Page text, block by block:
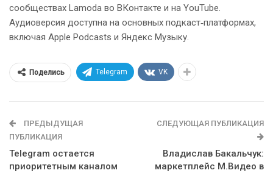
сообществах Lamoda во ВКонтакте и на YouTube.
Аудиоверсия доступна на основных подкаст‑платформах,
включая Apple Podcasts и Яндекс Музыку.
Поделись Telegram VK
ПРЕДЫДУЩАЯ
ПУБЛИКАЦИЯ
Telegram остается
приоритетным каналом
СЛЕДУЮЩАЯ ПУБЛИКАЦИЯ
Владислав Бакальчук:
маркетплейс М.Видео в